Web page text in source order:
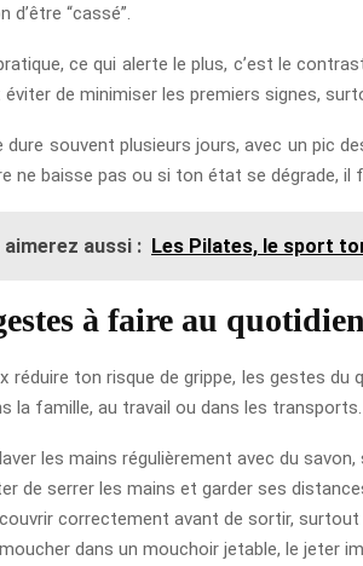
d’être “cassé”.
ce qui alerte le plus, c’est le
éviter de minimiser les premiers signes,
dure souvent plusieurs jours, avec un pic
ne baisse pas ou si ton état se dégrade, il
aimerez aussi : Les Pilates, le sport
à faire au
réduire ton risque de grippe, les gestes
la famille, au travail ou dans les transports.
les mains régulièrement avec du
de serrer les mains et garder ses
correctement avant de sortir,
dans un mouchoir jetable, le jeter